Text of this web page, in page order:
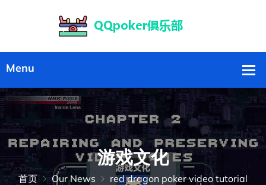
游戏文化
首页 Our News red dragon poker video tutorial